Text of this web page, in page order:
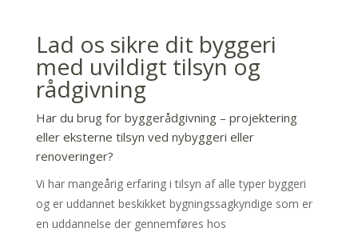
Lad os sikre dit byggeri
med uvildigt tilsyn og
rådgivning
Har du brug for byggerådgivning – projektering
eller eksterne tilsyn ved nybyggeri eller
renoveringer?
Vi har mangeårig erfaring i tilsyn af alle typer byggeri
og er uddannet beskikket bygningssagkyndige som er
en uddannelse der gennemføres hos